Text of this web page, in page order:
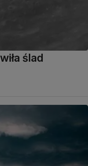
ślad